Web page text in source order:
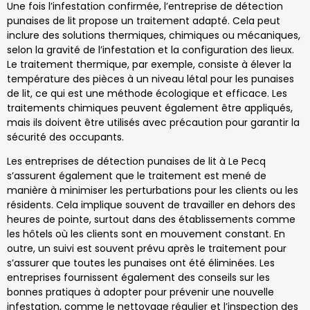
Une fois l’infestation confirmée, l’entreprise de détection
punaises de lit propose un traitement adapté. Cela peut
inclure des solutions thermiques, chimiques ou mécaniques,
selon la gravité de l’infestation et la configuration des lieux.
Le traitement thermique, par exemple, consiste à élever la
température des pièces à un niveau létal pour les punaises
de lit, ce qui est une méthode écologique et efficace. Les
traitements chimiques peuvent également être appliqués,
mais ils doivent être utilisés avec précaution pour garantir la
sécurité des occupants.
Les entreprises de détection punaises de lit à Le Pecq
s’assurent également que le traitement est mené de
manière à minimiser les perturbations pour les clients ou les
résidents. Cela implique souvent de travailler en dehors des
heures de pointe, surtout dans des établissements comme
les hôtels où les clients sont en mouvement constant. En
outre, un suivi est souvent prévu après le traitement pour
s’assurer que toutes les punaises ont été éliminées. Les
entreprises fournissent également des conseils sur les
bonnes pratiques à adopter pour prévenir une nouvelle
infestation, comme le nettoyage régulier et l’inspection des